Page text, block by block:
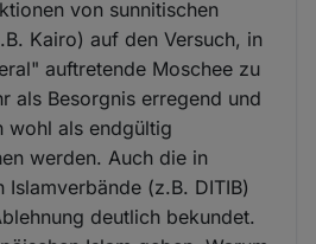
von sunnitischen
Kairo) auf den Versuch, in
auftretende Moschee zu
als Besorgnis erregend und
wohl als endgültig
werden. Auch die in
Islamverbände (z.B. DITIB)
deutlich bekundet.